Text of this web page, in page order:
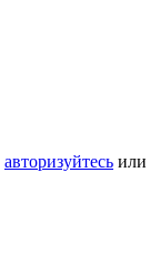
авторизуйтесь или